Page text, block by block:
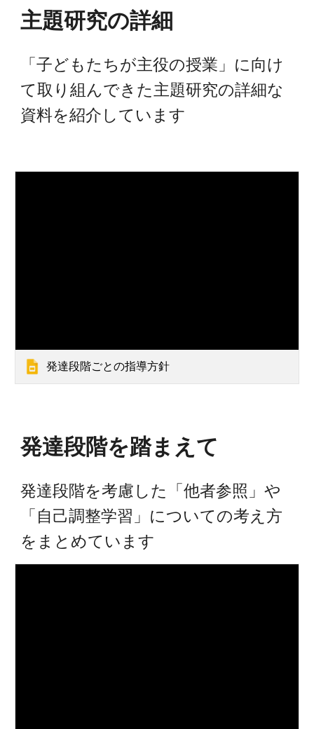
主題研究の詳細
「子どもたちが主役の授業」に向け
て取り組んできた主題研究の詳細な
資料を紹介しています
発達段階ごとの指導方針
発達段階を踏まえて
発達段階を考慮した「他者参照」や
「自己調整学習」についての考え方
をまとめています